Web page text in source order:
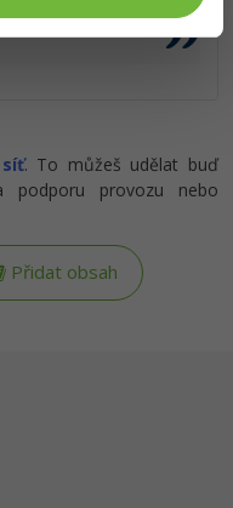
. To můžeš udělat buď
podporu provozu nebo
Přidat obsah